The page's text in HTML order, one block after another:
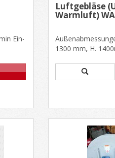
Ein-
Luftgebläse
Warmluft)
1300 mm, H.
Seriennummer:......